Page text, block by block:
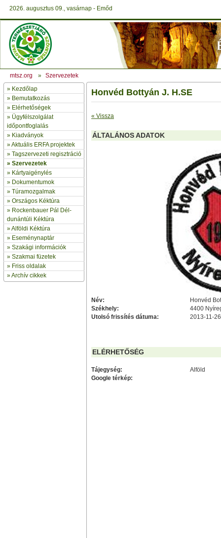
2026. augusztus 09., vasárnap - Emőd
mtsz.org » Szervezetek
» Kezdőlap
» Bemutatkozás
» Elérhetőségek
» Ügyfélszolgálat
időpontfoglalás
» Kiadványok
»Aktuális ERFA projektek
» Tagszervezeti regisztráció
» Szervezetek
» Kártyaigénylés
» Dokumentumok
» Túramozgalmak
» Országos Kéktúra
» Rockenbauer Pál Dél-
dunántúli Kéktúra
»Alföldi Kéktúra
» Eseménynaptár
» Szakági információk
» Szakmai füzetek
» Friss oldalak
»Archív cikkek
Honvéd Bottyán J. H.SE
« Vissza
ÁLTALÁNOS ADATOK
Név:
Honvéd
Székhely:
4400
Utolsó frissítés dátuma:
2013-11-
ELÉRHETŐSÉG
Tájegység:
Alföld
Google térkép: